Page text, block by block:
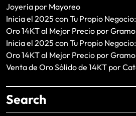
Joyeria por Mayoreo
Inicia el 2025 con Tu Propio
Oro 14KT al Mejor Precio por Gramo
Inicia el 2025 con Tu Propio
Oro 14KT al Mejor Precio por Gramo
Venta de Oro Sólido de 14KT por
Search